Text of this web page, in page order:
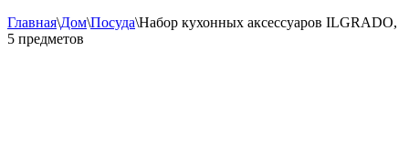
Главная\Дом\Посуда\Набор кухонных аксессуаров ILGRADO,
5 предметов